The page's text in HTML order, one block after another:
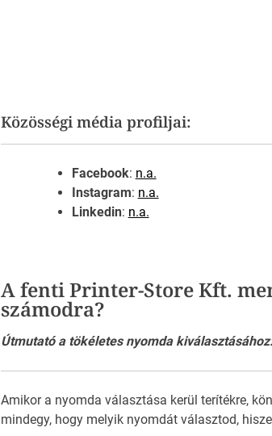
Közösségi média profiljai:
Facebook: n.a.
Instagram: n.a.
Linkedin: n.a.
A fenti Printer-Store Kft.
számodra?
Útmutató a tökéletes nyomda
Amikor a nyomda választása kerül terítékre,
mindegy, hogy melyik nyomdát választod,